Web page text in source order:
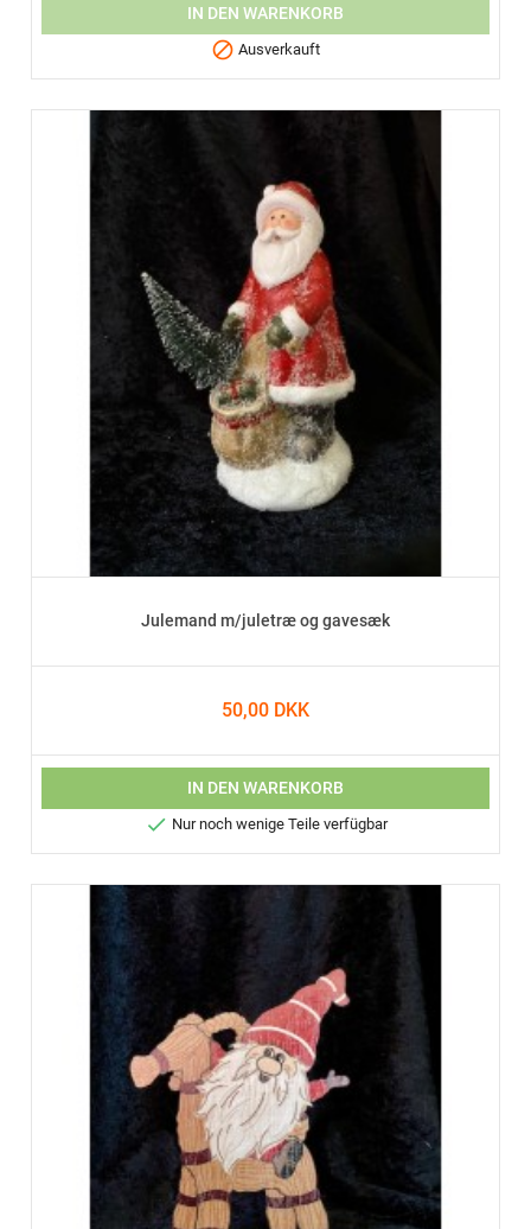
IN DEN WARENKORB
 Ausverkauft
Julemand m/juletræ og gavesæk
50,00 DKK
IN DEN WARENKORB
 Nur noch wenige Teile verfügbar